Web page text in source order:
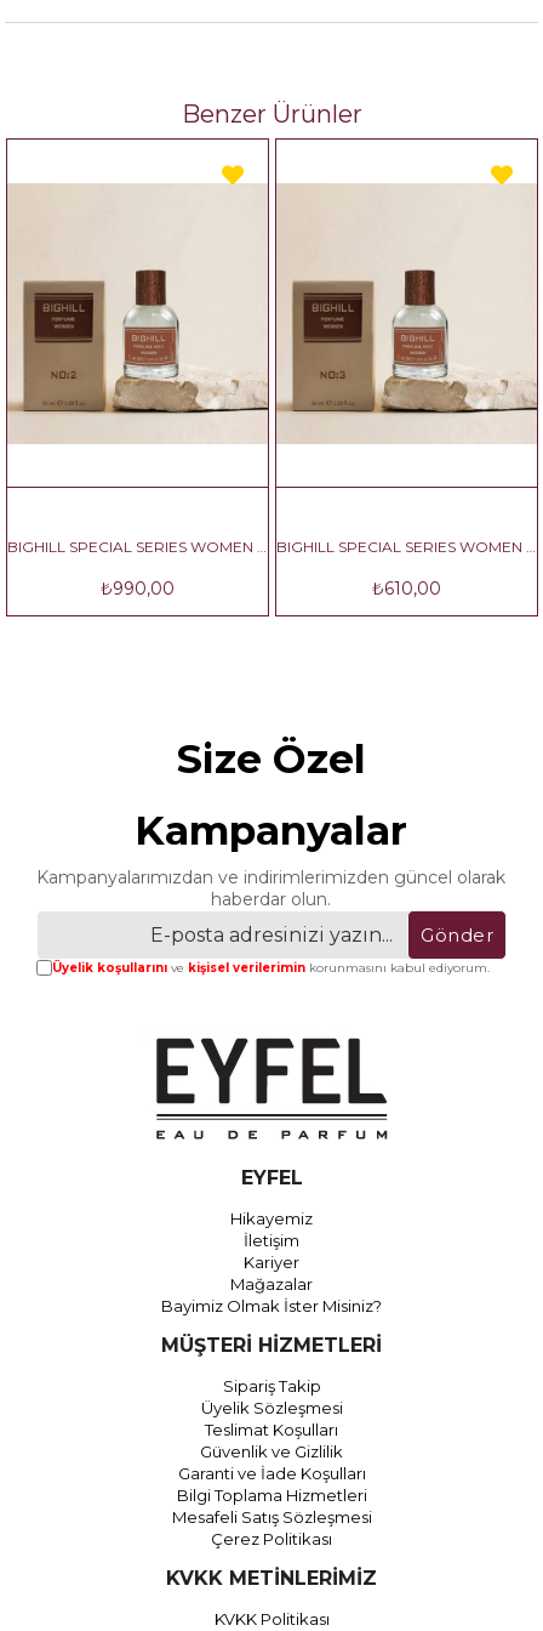
Benzer Ürünler
BIGHILL SPECIAL SERIES WOMEN NO:2
₺990,00
BIGHILL SPECIAL SERIES WOMEN NO:3
₺610,00
Size Özel
Kampanyalar
Kampanyalarımızdan ve indirimlerimizden güncel olarak
haberdar olun.
Gönder
Üyelik koşullarınıve kişisel verileriminkorunmasını kabul ediyorum.
EYFEL
Hikayemiz
İletişim
Kariyer
Mağazalar
Bayimiz Olmak İster Misiniz?
MÜŞTERİ HİZMETLERİ
Sipariş Takip
Üyelik Sözleşmesi
Teslimat Koşulları
Güvenlik ve Gizlilik
Garanti ve İade Koşulları
Bilgi Toplama Hizmetleri
Mesafeli Satış Sözleşmesi
Çerez Politikası
KVKK METİNLERİMİZ
KVKK Politikası